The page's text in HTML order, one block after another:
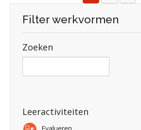
Filter werkvormen
Zoeken
Leeractiviteiten